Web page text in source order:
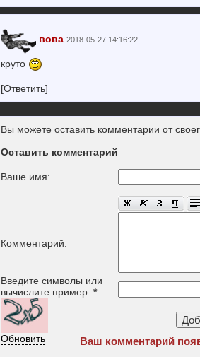
вова 2018-05-27 14:16:22
круто
[Ответить]
Вы можете оставить комментарии от
Оставить комментарий
Ваше имя:
Комментарий:
Введите символы или
вычислите пример: *
Обновить Ваш комментарий